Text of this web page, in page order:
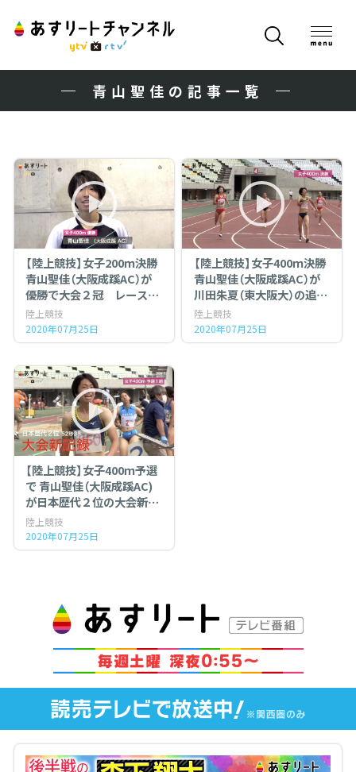
青山聖佳の記事一覧
【陸上競技】女子200ｍ決勝
青山聖佳（大阪成蹊AC）が
優勝で大会２冠 レース動
画＆インタビュー（大阪選
手権 Day２）
陸上競技
2020年07月25日
【陸上競技】女子400ｍ決勝
青山聖佳（大阪成蹊AC）が
川田朱夏（東大阪大）の追撃
をかわし優勝！（大阪選手権
Day１）
陸上競技
2020年07月25日
【陸上競技】女子400ｍ予選
で 青山聖佳（大阪成蹊AC)
が日本歴代２位の大会新！
レース＆インタビュー（大
阪選手権 Day１）
陸上競技
2020年07月25日